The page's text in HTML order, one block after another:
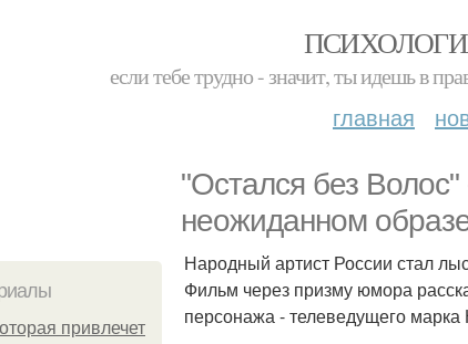
если тебе трудно - значит, ты идешь в
главная
"Остался без Волос"
неожиданном
привлечет
Народный артист России стал
Фильм через призму юмора
персонажа - телеведущего марка